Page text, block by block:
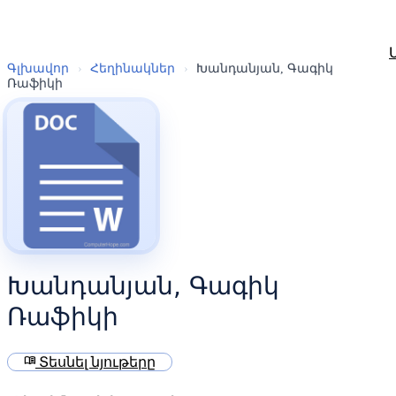
Գլխավոր › Հեղինակներ ›
Խանդանյան, Գագիկ
Ռաֆիկի
Խանդանյան, Գագիկ
Ռաֆիկի
menu_book Տեսնել նյութերը